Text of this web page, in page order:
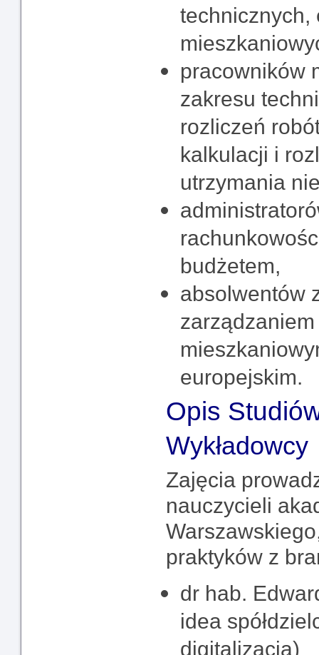
technicznych,
pracowników
zakresu
rozliczeń
kalkulacji i
utrzymania
budżetem,
absolwentów
europejskim.
Opis
Wykładowcy
Zajęcia
nauczycieli
praktyków z
dr hab.
idea
digitalizacja)